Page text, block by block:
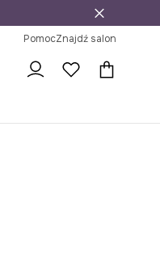
PomocZnajdź salon